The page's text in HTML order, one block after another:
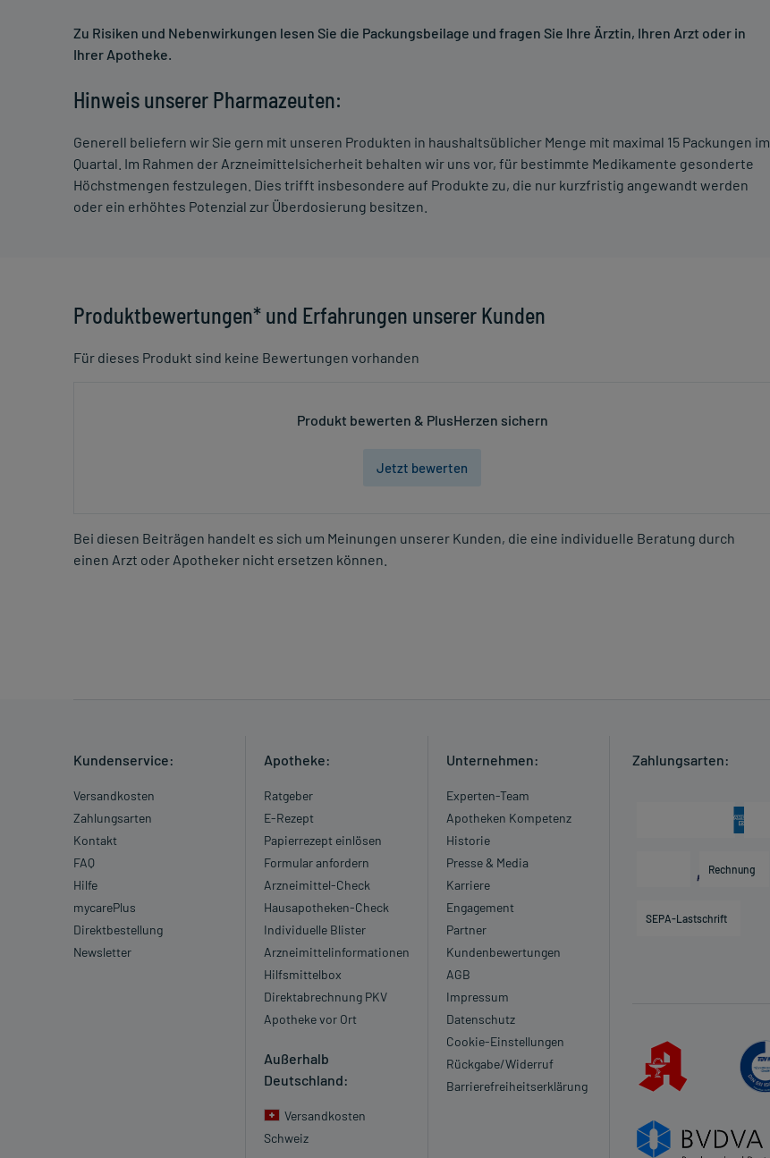
Zu Risiken und Nebenwirkungen lesen Sie die Packungsbeilage und fragen Sie Ihre Ärztin, Ihren Arzt oder in
Ihrer Apotheke.
Hinweis unserer Pharmazeuten:
Generell beliefern wir Sie gern mit unseren Produkten in haushaltsüblicher Menge mit maximal 15 Packungen im
Quartal. Im Rahmen der Arzneimittelsicherheit behalten wir uns vor, für bestimmte Medikamente gesonderte
Höchstmengen festzulegen. Dies trifft insbesondere auf Produkte zu, die nur kurzfristig angewandt werden
oder ein erhöhtes Potenzial zur Überdosierung besitzen.
Produktbewertungen* und Erfahrungen unserer Kunden
Für dieses Produkt sind keine Bewertungen vorhanden
Produkt bewerten & PlusHerzen sichern
Jetzt bewerten
Bei diesen Beiträgen handelt es sich um Meinungen unserer Kunden, die eine individuelle Beratung durch
einen Arzt oder Apotheker nicht ersetzen können.
Kundenservice:
Versandkosten
Zahlungsarten
Kontakt
FAQ
Hilfe
mycarePlus
Direktbestellung
Newsletter
Apotheke:
Ratgeber
E-Rezept
Papierrezept einlösen
Formular anfordern
Arzneimittel-Check
Hausapotheken-Check
Individuelle Blister
Arzneimittelinformationen
Hilfsmittelbox
Direktabrechnung PKV
Apotheke vor Ort
Außerhalb
Deutschland:
Versandkosten
Schweiz
Unternehmen:
Experten-Team
Apotheken Kompetenz
Historie
Presse & Media
Karriere
Engagement
Partner
Kundenbewertungen
AGB
Impressum
Datenschutz
Cookie-Einstellungen
Rückgabe/Widerruf
Barrierefreiheitserklärung
Zahlungsarten:
Rechnung
SEPA-Lastschrift